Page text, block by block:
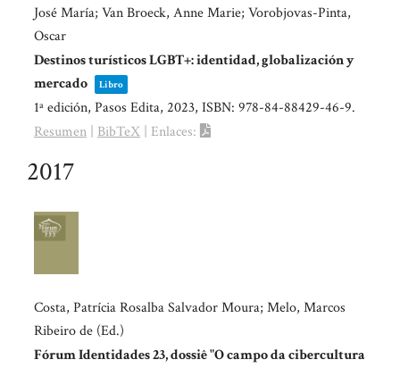
José María; Van Broeck, Anne Marie; Vorobjovas-Pinta,
Oscar
Destinos turísticos LGBT+: identidad, globalización y
mercado
Libro
1ª edición, Pasos Edita, 2023, ISBN: 978-84-88429-46-9.
Resumen | BibTeX | Enlaces:
2017
Costa, Patrícia Rosalba Salvador Moura; Melo, Marcos
Ribeiro de (Ed.)
Fórum Identidades 23, dossiê "O campo da cibercultura